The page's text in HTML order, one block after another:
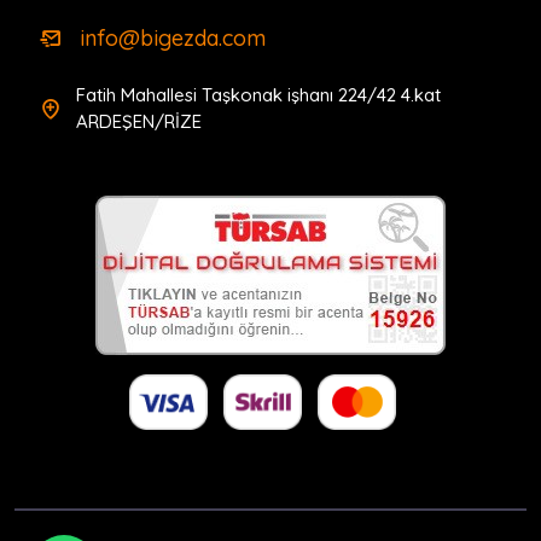
info@bigezda.com
Fatih Mahallesi Taşkonak işhanı 224/42 4.kat
ARDEŞEN/RİZE